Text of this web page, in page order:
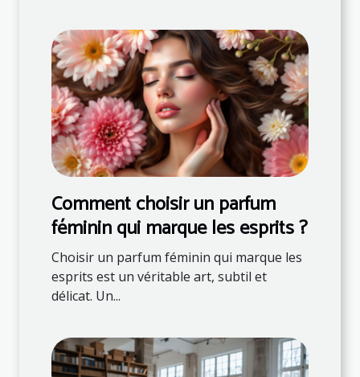
Comment choisir un parfum
féminin qui marque les esprits ?
Choisir un parfum féminin qui marque les
esprits est un véritable art, subtil et
délicat. Un...